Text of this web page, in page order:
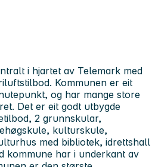
i hjartet av Telemark med
Kommunen er eit
og har mange store
Det er eit godt utbygde
2 grunnskular,
kulturskule,
med bibliotek, idrettshall
kommune har i underkant av